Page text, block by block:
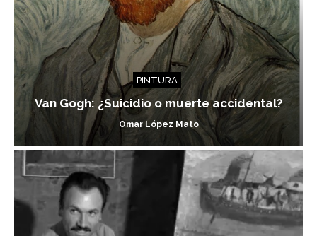
PINTURA
Van Gogh: ¿Suicidio o muerte accidental?
Omar López Mato